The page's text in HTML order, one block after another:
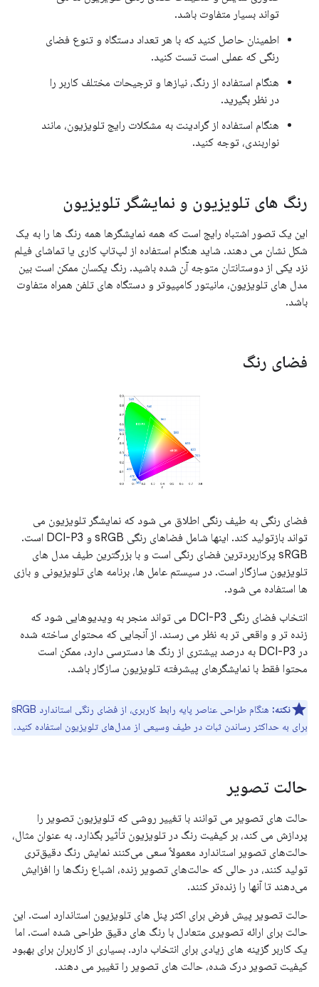
تواند بسیار متفاوت باشد.
اطمینان حاصل کنید که با هر تعداد دستگاه و تنوع فضای
رنگی که عملی است تست کنید.
هنگام استفاده از رنگ، نیازها و ترجیحات مختلف کاربر را
در نظر بگیرید.
هنگام استفاده از گرادینت به مشکلات رایج تلویزیون، مانند
نواربندی، توجه کنید.
رنگ های تلویزیون و نمایشگر تلویزیون
این یک تصور اشتباه رایج است که همه نمایشگرها همه رنگ ها را به یک
شکل نشان می دهند. شاید هنگام استفاده از لپ‌تاپ کاری یا تماشای فیلم
نزد یکی از دوستانتان متوجه آن شده باشید. رنگ یکسان ممکن است بین
مدل های تلویزیون، مانیتور کامپیوتر و دستگاه های تلفن همراه متفاوت
باشد.
فضای رنگ
فضای رنگی به طیف رنگی اطلاق می شود که نمایشگر تلویزیون می
تواند بازتولید کند. اینها شامل فضاهای رنگی sRGB و DCI-P3 است.
sRGB پرکاربردترین فضای رنگی است و با بزرگترین طیف مدل های
تلویزیون سازگار است. در سیستم عامل ها، برنامه های تلویزیونی و بازی
ها استفاده می شود.
انتخاب فضای رنگی DCI-P3 می تواند منجر به ویدیوهایی شود که
زنده تر و واقعی تر به نظر می رسند. از آنجایی که محتوای ساخته شده
در DCI-P3 به درصد بیشتری از رنگ ها دسترسی دارد، ممکن است
محتوا فقط با نمایشگرهای پیشرفته تلویزیون سازگار باشد.
نکته:
هنگام طراحی عناصر پایه رابط کاربری، از فضای رنگی استاندارد sRGB
برای به حداکثر رساندن ثبات در طیف وسیعی از مدل‌های تلویزیون استفاده کنید.
حالت تصویر
حالت های تصویر می توانند با تغییر روشی که تلویزیون تصویر را
پردازش می کند، بر کیفیت رنگ در تلویزیون تأثیر بگذارد. به عنوان مثال،
حالت‌های تصویر استاندارد معمولاً سعی می‌کنند نمایش رنگ دقیق‌تری
تولید کنند، در حالی که حالت‌های تصویر زنده، اشباع رنگ‌ها را افزایش
می‌دهند تا آنها را زنده‌تر کنند.
حالت تصویر پیش فرض برای اکثر پنل های تلویزیون استاندارد است. این
حالت برای ارائه تصویری متعادل با رنگ های دقیق طراحی شده است. اما
یک کاربر گزینه های زیادی برای انتخاب دارد. بسیاری از کاربران برای بهبود
کیفیت تصویر درک شده، حالت های تصویر را تغییر می دهند.